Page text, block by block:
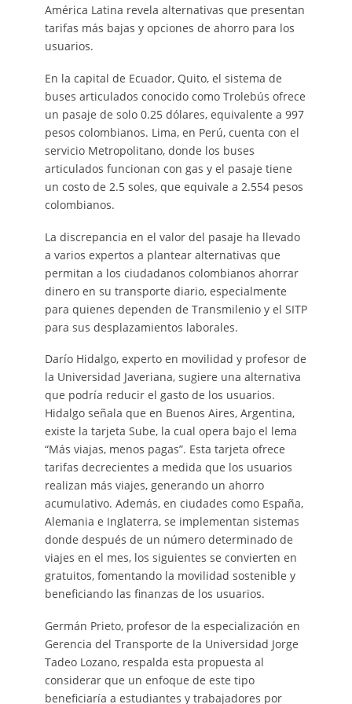
América Latina revela alternativas que presentan
tarifas más bajas y opciones de ahorro para los
usuarios.
En la capital de Ecuador, Quito, el sistema de
buses articulados conocido como Trolebús ofrece
un pasaje de solo 0.25 dólares, equivalente a 997
pesos colombianos. Lima, en Perú, cuenta con el
servicio Metropolitano, donde los buses
articulados funcionan con gas y el pasaje tiene
un costo de 2.5 soles, que equivale a 2.554 pesos
colombianos.
La discrepancia en el valor del pasaje ha llevado
a varios expertos a plantear alternativas que
permitan a los ciudadanos colombianos ahorrar
dinero en su transporte diario, especialmente
para quienes dependen de Transmilenio y el SITP
para sus desplazamientos laborales.
Darío Hidalgo, experto en movilidad y profesor de
la Universidad Javeriana, sugiere una alternativa
que podría reducir el gasto de los usuarios.
Hidalgo señala que en Buenos Aires, Argentina,
existe la tarjeta Sube, la cual opera bajo el lema
“Más viajas, menos pagas”. Esta tarjeta ofrece
tarifas decrecientes a medida que los usuarios
realizan más viajes, generando un ahorro
acumulativo. Además, en ciudades como España,
Alemania e Inglaterra, se implementan sistemas
donde después de un número determinado de
viajes en el mes, los siguientes se convierten en
gratuitos, fomentando la movilidad sostenible y
beneficiando las finanzas de los usuarios.
Germán Prieto, profesor de la especialización en
Gerencia del Transporte de la Universidad Jorge
Tadeo Lozano, respalda esta propuesta al
considerar que un enfoque de este tipo
beneficiaría a estudiantes y trabajadores por